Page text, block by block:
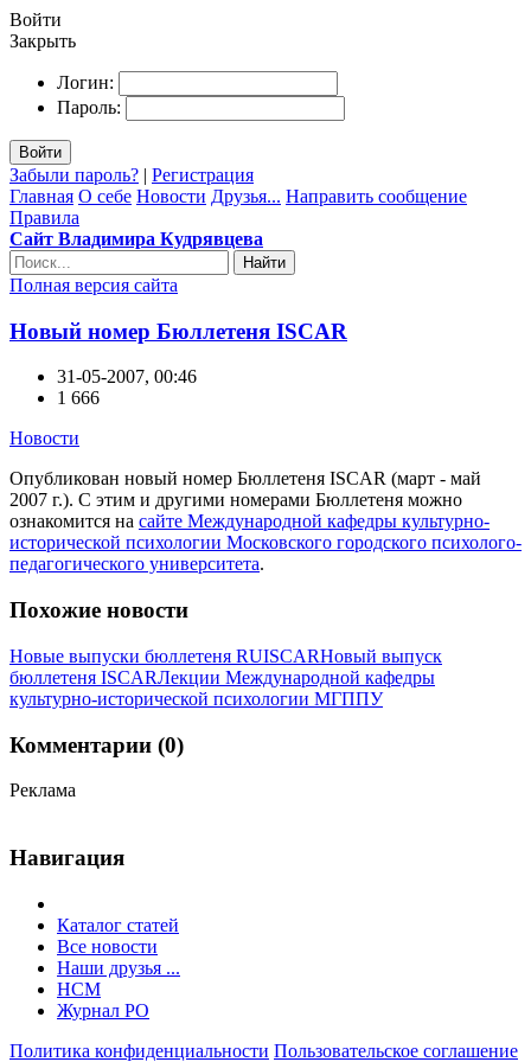
Войти
Закрыть
Логин:
Пароль:
Войти
Забыли пароль? | Регистрация
Главная О себе Новости Друзья... Направить сообщение
Правила
Сайт Владимира Кудрявцева
Найти
Полная версия сайта
Новый номер Бюллетеня ISCAR
31-05-2007, 00:46
1 666
Новости
Опубликован новый номер Бюллетеня ISCAR (март - май
2007 г.). С этим и другими номерами Бюллетеня можно
ознакомится на сайте Международной кафедры культурно-
исторической психологии Московского городского психолого-
педагогического университета.
Похожие новости
Новые выпуски бюллетеня RUISCARНовый выпуск
бюллетеня ISCARЛекции Международной кафедры
культурно-исторической психологии МГППУ
Комментарии (0)
Реклама
Навигация
Каталог статей
Все новости
Наши друзья ...
HCM
Журнал РО
Политика конфиденциальности Пользовательское соглашение